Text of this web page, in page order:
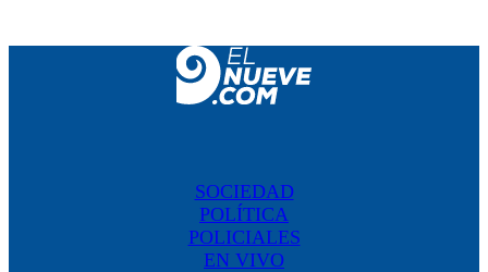
SOCIEDAD
POLÍTICA
POLICIALES
EN VIVO